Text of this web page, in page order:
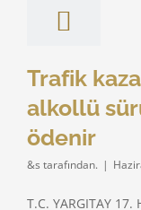
Trafik
alkollü
ödenir
&s tarafından. |
T.C. YARGITAY